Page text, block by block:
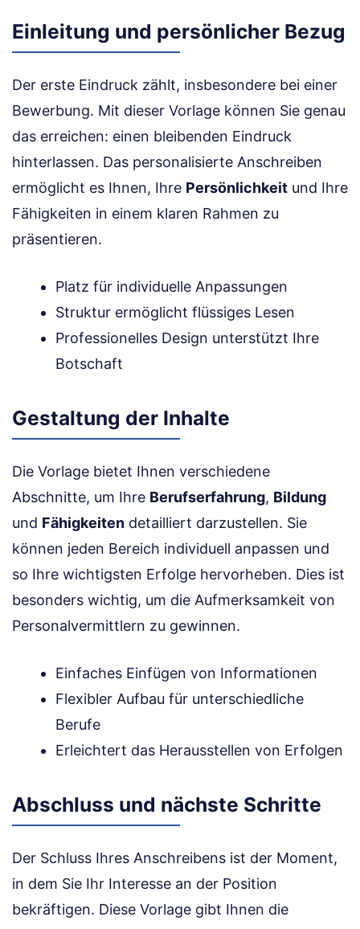
Einleitung und persönlicher Bezug
Der erste Eindruck zählt, insbesondere bei einer
Bewerbung. Mit dieser Vorlage können Sie genau
das erreichen: einen bleibenden Eindruck
hinterlassen. Das personalisierte Anschreiben
ermöglicht es Ihnen, Ihre Persönlichkeit und Ihre
Fähigkeiten in einem klaren Rahmen zu
präsentieren.
Platz für individuelle Anpassungen
Struktur ermöglicht flüssiges Lesen
Professionelles Design unterstützt Ihre
Botschaft
Gestaltung der Inhalte
Die Vorlage bietet Ihnen verschiedene
Abschnitte, um Ihre Berufserfahrung, Bildung
und Fähigkeiten detailliert darzustellen. Sie
können jeden Bereich individuell anpassen und
so Ihre wichtigsten Erfolge hervorheben. Dies ist
besonders wichtig, um die Aufmerksamkeit von
Personalvermittlern zu gewinnen.
Einfaches Einfügen von Informationen
Flexibler Aufbau für unterschiedliche
Berufe
Erleichtert das Herausstellen von Erfolgen
Abschluss und nächste Schritte
Der Schluss Ihres Anschreibens ist der Moment,
in dem Sie Ihr Interesse an der Position
bekräftigen. Diese Vorlage gibt Ihnen die